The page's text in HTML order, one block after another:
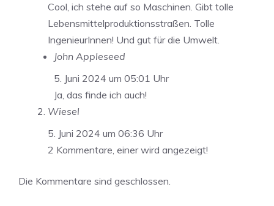
Cool, ich stehe auf so Maschinen. Gibt tolle
Lebensmittelproduktionsstraßen. Tolle
IngenieurInnen! Und gut für die Umwelt.
John Appleseed
5. Juni 2024 um 05:01 Uhr
Ja, das finde ich auch!
Wiesel
5. Juni 2024 um 06:36 Uhr
2 Kommentare, einer wird angezeigt!
Die Kommentare sind geschlossen.